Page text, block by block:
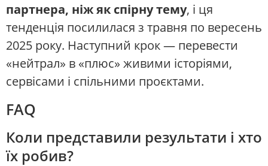
партнера, ніж як спірну тему, і ця
тенденція посилилася з травня по вересень
2025 року. Наступний крок — перевести
«нейтрал» в «плюс» живими історіями,
сервісами і спільними проєктами.
FAQ
Коли представили результати і хто
їх робив?